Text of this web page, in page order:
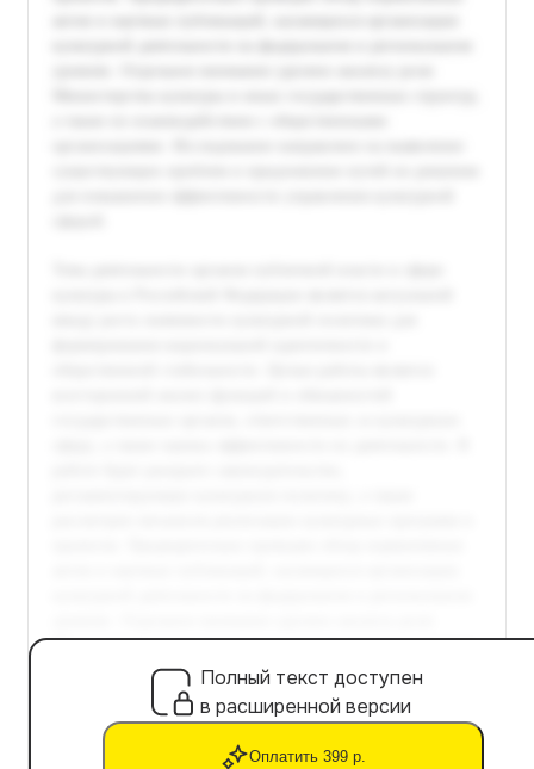
Полный текст доступен
в расширенной версии
Оплатить 399 р.